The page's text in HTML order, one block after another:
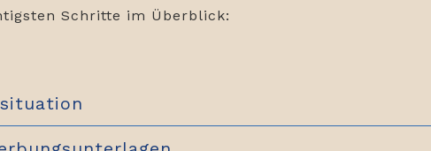
Schritte im Überblick: